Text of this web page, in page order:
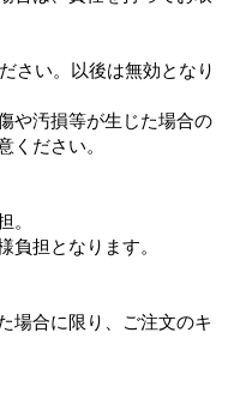
さい。以後は無効となり
や汚損等が生じた場合の
ください。
。
負担となります。
場合に限り、ご注文のキ